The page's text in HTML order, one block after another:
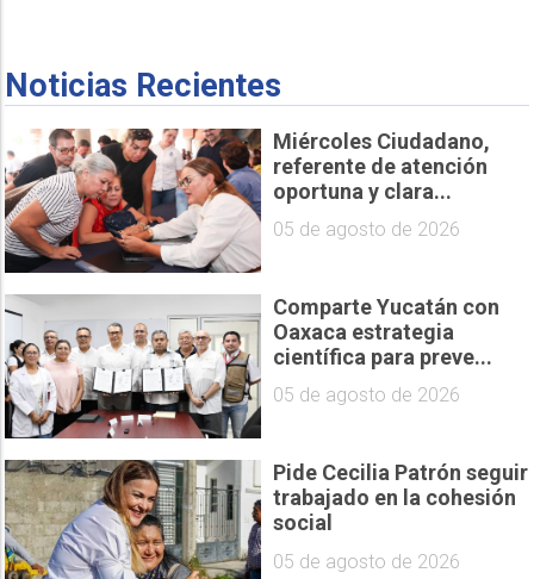
Noticias Recientes
Miércoles Ciudadano,
referente de atención
oportuna y clara...
05 de agosto de 2026
Comparte Yucatán con
Oaxaca estrategia
científica para preve...
05 de agosto de 2026
Pide Cecilia Patrón seguir
trabajado en la cohesión
social
05 de agosto de 2026